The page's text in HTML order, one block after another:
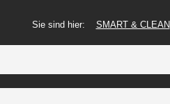
Sie sind hier: SMART & CLEAN